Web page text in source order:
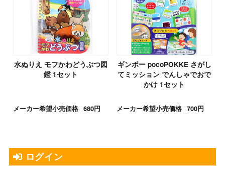
水ぬりえ モフかわどうぶつ図
鑑 1セット
メーカー希望小売価格 680円
ギンポー pocoPOKKE さがし
てミッション でんしゃでおで
かけ 1セット
メーカー希望小売価格 700円
ログイン